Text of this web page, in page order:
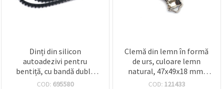
Dinți din silicon
autoadezivi pentru
bentiță, cu bandă dublu
adezivă, 5x17,5x3 mm,
COD: 695580
Clemă din lemn în formă
de urs, culoare lemn
natural, 47x49x18 mm,
pentru hobby & DIY
COD: 121433